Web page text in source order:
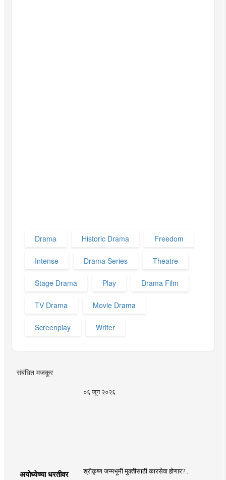
Drama Historic Drama Freedom
Intense Drama Series Theatre
Stage Drama Play Drama Film
TV Drama Movie Drama
Screenplay Writer
संबंधित मजकूर
०६ जून २०२६
अयोध्येच्या धरतीवर
श्रीकृष्ण जन्मभूमी मुक्तीसाठी कारसेवा होणार?..